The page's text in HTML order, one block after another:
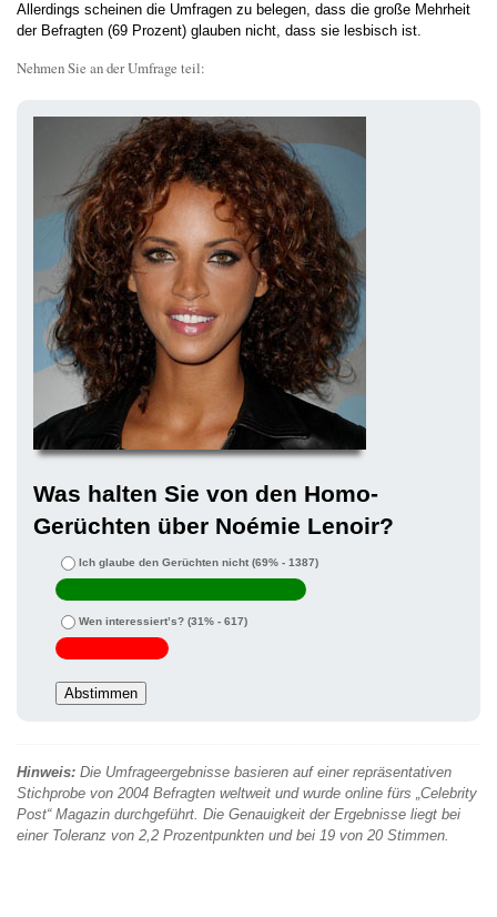
Allerdings scheinen die Umfragen zu belegen, dass die große Mehrheit
der Befragten (69 Prozent) glauben nicht, dass sie lesbisch ist.
Nehmen Sie an der Umfrage teil:
Was halten Sie von den Homo-
Gerüchten über Noémie Lenoir?
Ich glaube den Gerüchten nicht(69% - 1387)
Wen interessiert’s? (31% - 617)
Hinweis: Die Umfrageergebnisse basieren auf einer repräsentativen
Stichprobe von 2004 Befragten weltweit und wurde online fürs „Celebrity
Post“ Magazin durchgeführt. Die Genauigkeit der Ergebnisse liegt bei
einer Toleranz von 2,2 Prozentpunkten und bei 19 von 20 Stimmen.